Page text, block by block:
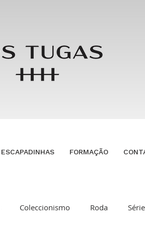
ESCAPADINHAS FORMAÇÃO
Coleccionismo Roda